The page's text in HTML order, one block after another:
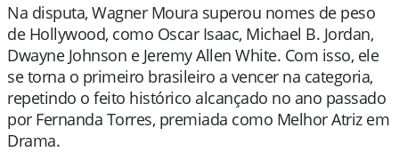
Na disputa, Wagner Moura superou nomes de peso
de Hollywood, como Oscar Isaac, Michael B. Jordan,
Dwayne Johnson e Jeremy Allen White. Com isso, ele
se torna o primeiro brasileiro a vencer na categoria,
repetindo o feito histórico alcançado no ano passado
por Fernanda Torres, premiada como Melhor Atriz em
Drama.